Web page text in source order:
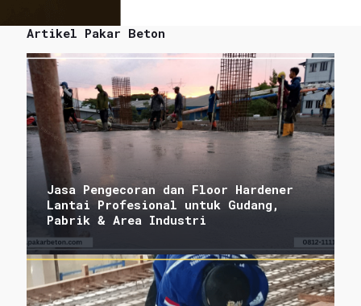
Artikel Pakar Beton
Jasa Pengecoran dan Floor Hardener
Lantai Profesional untuk Gudang,
Pabrik & Area Industri